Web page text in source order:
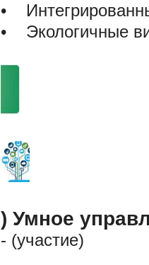
•
• Экологичные
) Умное
- (участие)